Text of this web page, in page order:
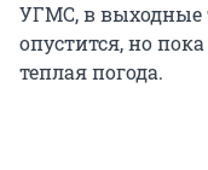
УГМС, в выходные
опустится, но
теплая погода.